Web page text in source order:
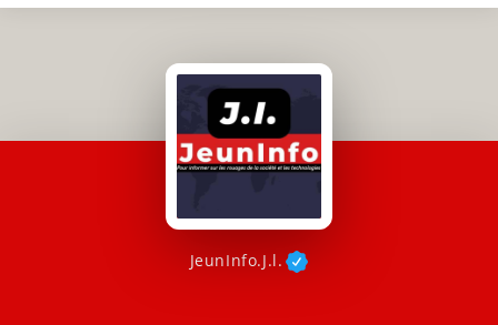
JeunInfo.J.l.